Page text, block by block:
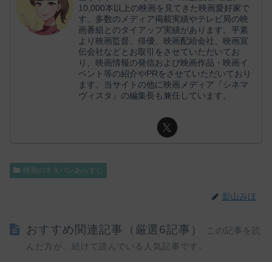
10,000本以上の映画を見てきた映画愛好家で
す。多数のメディア掲載実績やテレビ局の映
画番組とのタイアップ実績があります。平素
より映画監督、俳優、映画配給会社、映画宣
伝会社などとお取引をさせていただいてお
り、映画情報の発信および映画作品・映画イ
ベント等の紹介やPRをさせていただいており
ます。当サイトの他に映画メディア『シネマ
ヴィスタ』の編集長も兼任しています。
映画のネタバレあらすじ
影山みほ
おすすめ関連記事（厳選6記事）
この記事を読
んだ方が、続けて読んでいる人気記事です。